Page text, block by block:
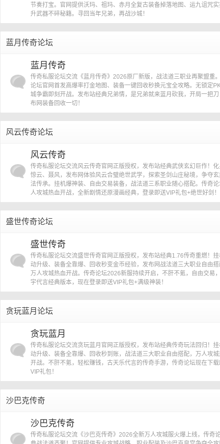
节奏打宝。官网提供沃玛、祖玛、赤月全复古装备掉落地图、运九诅咒
升武器不碎秘籍。寻回当年兄弟，再战沙城！
蓝月传奇论坛
蓝月传奇
传奇私服论坛交流《蓝月传奇》2026原厂新版，战法道三职业再聚盟重
论坛官网首发高爆率打金地图、装备一键回收秒换元宝全攻略。无锁定
城争霸即刻开战。发布站经典兄弟情，是兄弟就来蓝月砍我，开局一把
布网装备回收一切！
风云传奇论坛
风云传奇
传奇私服论坛交流风云传奇官网正版授权，发布站经典武侠玄幻巨作！
惊云、聂风，发布网体验风云合璧绝世武学，探索圣剑山庄秘境，争夺
法传承。挂机爆神装、自由交易装备，战法道三系职业随心搭配。传奇
人攻城热血开战，全新剧情还原漫画经典，登录即送VIP礼包+绝世好剑！
盛世传奇论坛
盛世传奇
传奇私服论坛交流盛世传奇官网正版授权，发布站经典1.76传奇重燃！
动升级、装备全靠爆、回收秒变金币经验，发布网战法道三大职业自由
万人攻城热血开战。传奇论坛2026新服持续开启，不肝不氪，自由交易
宇代言经典版本，现在登录即送VIP礼包+满级神装！
贪玩蓝月论坛
贪玩蓝月
传奇私服论坛交流贪玩蓝月官网正版授权，发布站经典传奇玩法回归！
动升级、装备全靠爆、回收秒到账，战法道三大职业自由搭配，万人攻
开战。不肝不氪，轻松赚钱，古天乐代言的传奇手游，传奇论坛现在下
VIP礼包！
沙巴克传奇
沙巴克传奇
传奇私服论坛交流《沙巴克传奇》2026全新万人攻城服火爆上线，传奇